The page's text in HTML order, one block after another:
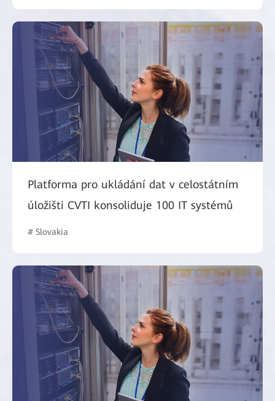
Platforma pro ukládání dat v celostátním
úložišti CVTI konsoliduje 100 IT systémů
# Slovakia